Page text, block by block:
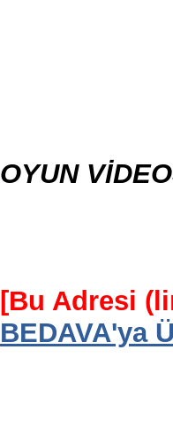
OYUN
[Bu Adresi
BEDAVA'ya